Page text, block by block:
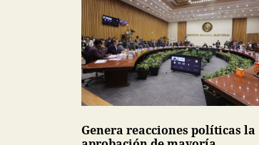
Genera reacciones políticas la